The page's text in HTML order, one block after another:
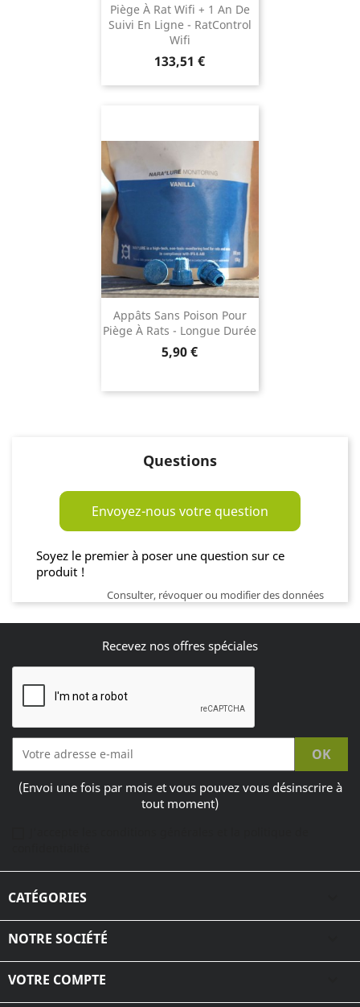
Piège À Rat Wifi + 1 An De
Suivi En Ligne - RatControl
Wifi
Prix
133,51 €
Appâts Sans Poison Pour
Piège À Rats - Longue Durée
Prix
5,90 €
Questions
Envoyez-nous votre question
Soyez le premier à poser une question sur ce
produit !
Consulter, révoquer ou modifier des données
Recevez nos offres spéciales
(Envoi une fois par mois et vous pouvez vous désinscrire à
tout moment)
CATÉGORIES
NOTRE SOCIÉTÉ
VOTRE COMPTE